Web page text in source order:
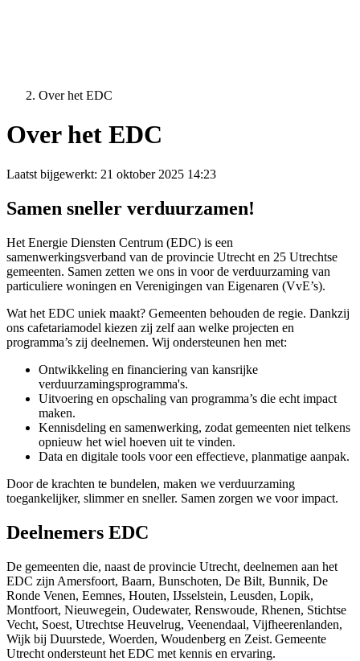
Over het EDC
Over het EDC
Laatst bijgewerkt: 21 oktober 2025 14:23
Samen sneller verduurzamen!
Het Energie Diensten Centrum (EDC) is een
samenwerkingsverband van de provincie Utrecht en 25 Utrechtse
gemeenten. Samen zetten we ons in voor de verduurzaming van
particuliere woningen en Verenigingen van Eigenaren (VvE’s).
Wat het EDC uniek maakt? Gemeenten behouden de regie. Dankzij
ons cafetariamodel kiezen zij zelf aan welke projecten en
programma’s zij deelnemen. Wij ondersteunen hen met:
Ontwikkeling en financiering van kansrijke
verduurzamingsprogramma's.
Uitvoering en opschaling van programma’s die echt impact
maken.
Kennisdeling en samenwerking, zodat gemeenten niet telkens
opnieuw het wiel hoeven uit te vinden.
Data en digitale tools voor een effectieve, planmatige aanpak.
Door de krachten te bundelen, maken we verduurzaming
toegankelijker, slimmer en sneller. Samen zorgen we voor impact.
Deelnemers EDC
De gemeenten die, naast de provincie Utrecht, deelnemen aan het
EDC zijn Amersfoort, Baarn, Bunschoten, De Bilt, Bunnik, De
Ronde Venen, Eemnes, Houten, IJsselstein, Leusden, Lopik,
Montfoort, Nieuwegein, Oudewater, Renswoude, Rhenen, Stichtse
Vecht, Soest, Utrechtse Heuvelrug, Veenendaal, Vijfheerenlanden,
Wijk bij Duurstede, Woerden, Woudenberg en Zeist. Gemeente
Utrecht ondersteunt het EDC met kennis en ervaring.